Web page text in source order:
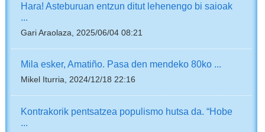
Hara! Asteburuan entzun ditut lehenengo bi saioak
...
Gari Araolaza, 2025/06/04 08:21
Mila esker, Amatiño. Pasa den mendeko 80ko ...
Mikel Iturria, 2024/12/18 22:16
Kontrakorik pentsatzea populismo hutsa da. “Hobe